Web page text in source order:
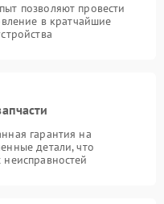
позволяют провести
в кратчайшие
гарантия на
детали, что